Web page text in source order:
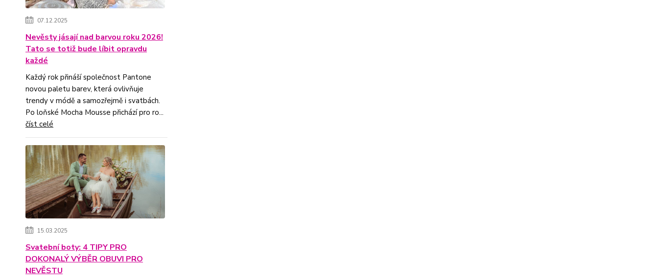
07.12.2025
Nevěsty jásají nad barvou roku 2026!
Tato se totiž bude líbit opravdu
každé
Každý rok přináší společnost Pantone
novou paletu barev, která ovlivňuje
trendy v módě a samozřejmě i svatbách.
Po loňské Mocha Mousse přichází pro ro...
číst celé
15.03.2025
Svatební boty: 4 TIPY PRO
DOKONALÝ VÝBĚR OBUVI PRO
NEVĚSTU